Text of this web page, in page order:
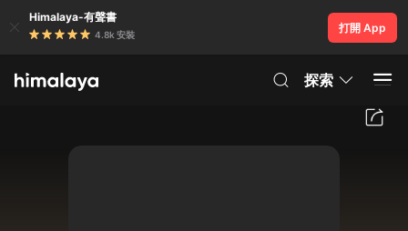
Himalaya-有聲書
4.8k 安裝
打開 App
探索